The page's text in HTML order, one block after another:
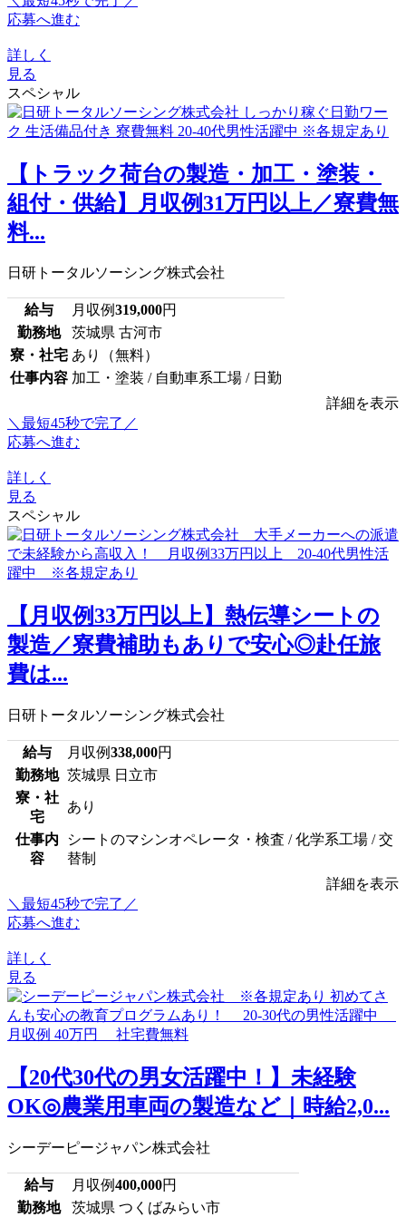
応募へ進む
詳しく
見る
スペシャル
【トラック荷台の製造・加工・塗装・
組付・供給】月収例31万円以上／寮費無
料...
日研トータルソーシング株式会社
給与 月収例319,000円
勤務地
茨城県 古河市
寮・社宅 あり（無料）
仕事内容 加工・塗装 / 自動車系工場 / 日勤
詳細を表示
＼最短45秒で完了／
応募へ進む
詳しく
見る
スペシャル
【月収例33万円以上】熱伝導シートの
製造／寮費補助もありで安心◎赴任旅
費は...
日研トータルソーシング株式会社
給与 月収例338,000円
勤務地 茨城県 日立市
寮・社
宅
あり
仕事内
容
シートのマシンオペレータ・検査 / 化学系工場 / 交
替制
詳細を表示
＼最短45秒で完了／
応募へ進む
詳しく
見る
【20代30代の男女活躍中！】未経験
OK◎農業用車両の製造など｜時給2,0...
シーデーピージャパン株式会社
給与 月収例400,000円
勤務地
茨城県 つくばみらい市